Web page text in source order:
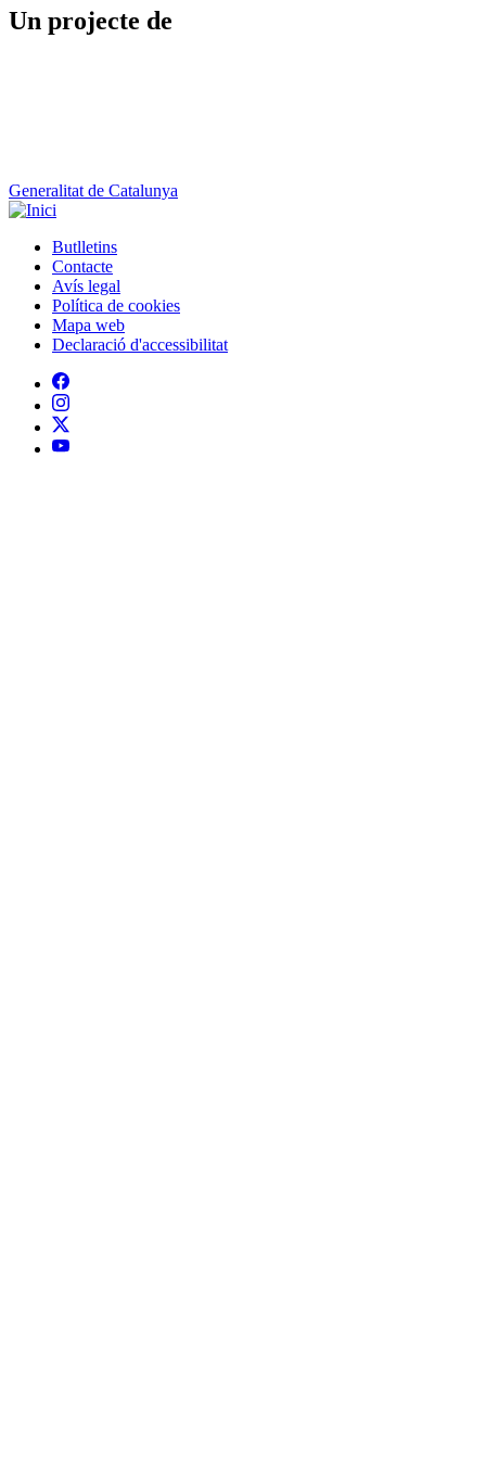
Un projecte de
Generalitat de Catalunya
Peu
Butlletins
Contacte
Avís legal
Política de cookies
Mapa web
Declaració d'accessibilitat